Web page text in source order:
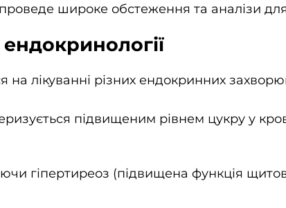
широке обстеження та аналізи
на лікуванні різних ендокринних
підвищеним рівнем цукру у
гіпертиреоз (підвищена функція